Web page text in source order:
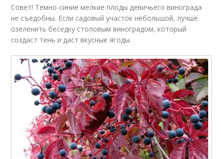
Совет! Темно-синие мелкие плоды девичьего винограда
не съедобны. Если садовый участок небольшой, лучше
озеленить беседку столовым виноградом, который
создаст тень и даст вкусные ягоды.